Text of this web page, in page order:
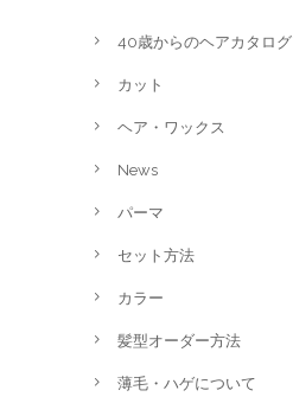
40歳からのヘアカタログ
カット
ヘア・ワックス
News
パーマ
セット方法
カラー
髪型オーダー方法
薄毛・ハゲについて